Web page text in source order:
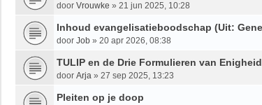
door Vrouwke » 21 jun 2025, 10:28
Inhoud evangelisatieboodschap (Uit:
door Job » 20 apr 2026, 08:38
TULIP en de Drie Formulieren van Enigheid
door Arja » 27 sep 2025, 13:23
Pleiten op je doop